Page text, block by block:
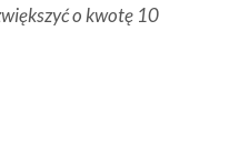
o kwotę 10